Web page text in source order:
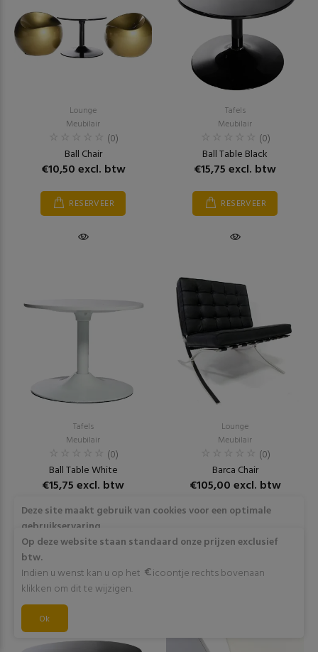
Lounge
Meubilair
(0)
Ball Chair
€10,50 excl. btw
RESERVEER
Tafels
Meubilair
(0)
Ball Table Black
€15,75 excl. btw
RESERVEER
Tafels
Meubilair
(0)
Ball Table White
€15,75 excl. btw
RESERVEER
Lounge
Meubilair
(0)
Barca Chair
€105,00 excl. btw
RESERVEER
Deze site maakt gebruik van cookies voor een optimale
gebruikservaring
Door op "Akkoord" te klikken of verder gebruik te maken
van deze website gaat stemt u in met het gebruik van deze
cookies. Wens je meer info omtrent deze cookies? Klik dan
op "Meer info".
Akkoord
Op deze website staan standaard onze prijzen exclusief
btw.
Indien u wenst kan u op het
icoontje rechts bovenaan
klikken om dit te wijzigen.
Ok